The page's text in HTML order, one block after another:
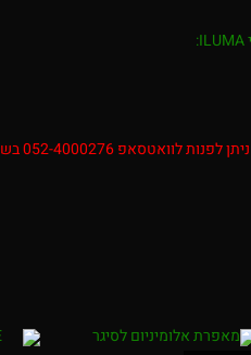
בשעות הפעילות 8:00-20:00